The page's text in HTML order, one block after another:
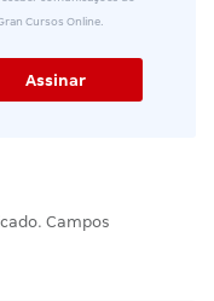
Cursos Online.
Campos